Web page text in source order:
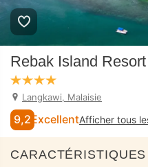
Rebak Island
Langkawi, Malaisie
9,2 ExcellentAfficher tous